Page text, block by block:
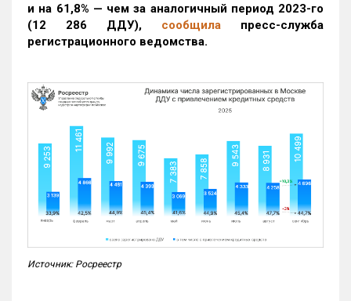
и на 61,8% — чем за аналогичный период 2023-го
(12 286 ДДУ), сообщила пресс-служба
регистрационного ведомства.
Источник: Росреестр